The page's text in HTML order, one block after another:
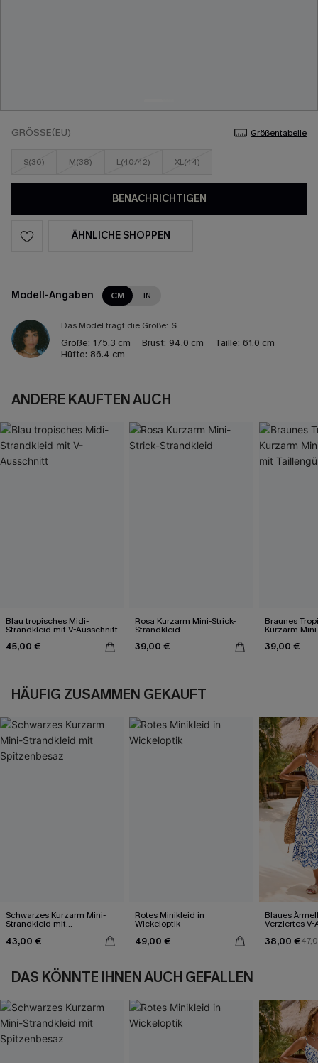
GRÖSSE(EU) Größentabelle
S(36) M(38) L(40/42) XL(44)
BENACHRICHTIGEN
ÄHNLICHE SHOPPEN
Modell-Angaben CM IN
Das Model trägt die Größe: S
Größe: 175.3 cm Brust: 94.0 cm Taille: 61.0 cm
Hüfte: 86.4 cm
ANDERE KAUFTEN AUCH
Blau tropisches Midi-
Strandkleid mit V-Ausschnitt
45,00 €
Rosa Kurzarm Mini-Strick-
Strandkleid
39,00 €
Braunes
Kurzarm
39,00 €
HÄUFIG ZUSAMMEN GEKAUFT
Schwarzes Kurzarm Mini-
Strandkleid mit
43,00 €
Rotes Minikleid in
Wickeloptik
49,00 €
Blaues
Verziertes
38,00 €
DAS KÖNNTE IHNEN AUCH GEFALLEN